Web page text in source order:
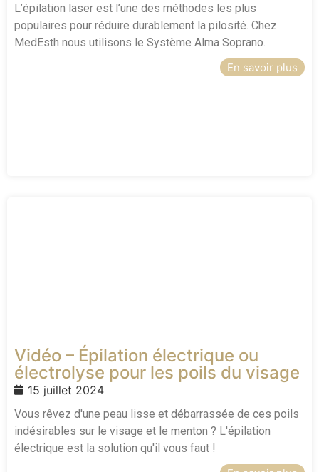
L’épilation laser est l’une des méthodes les plus
populaires pour réduire durablement la pilosité. Chez
MedEsth nous utilisons le Système Alma Soprano.
En savoir plus
Vidéo – Épilation électrique ou
électrolyse pour les poils du visage
15 juillet 2024
Vous rêvez d'une peau lisse et débarrassée de ces poils
indésirables sur le visage et le menton ? L'épilation
électrique est la solution qu'il vous faut !